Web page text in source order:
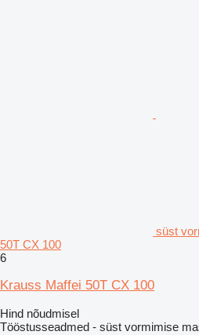
süst
50T CX 100
6
Krauss Maffei 50T CX 100
Hind nõudmisel
Tööstusseadmed - süst vormimise